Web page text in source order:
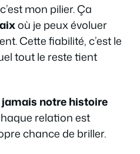
mon pilier. Ça
où je peux évoluer
Cette fiabilité, c’est le
tout le reste tient
notre histoire
relation est
chance de briller.